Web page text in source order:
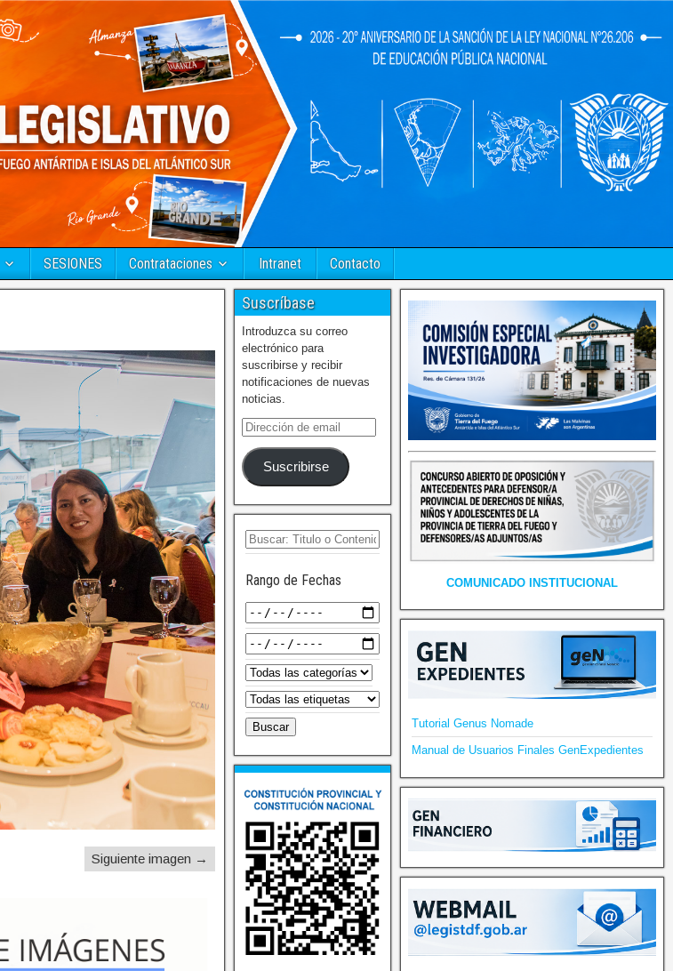
SESIONES Contrataciones Intranet Contacto
Siguiente imagen →
Suscríbase
Introduzca su correo
electrónico para
suscribirse y recibir
notificaciones de nuevas
noticias.
Suscribirse
Rango de Fechas COMUNICADO INSTITUCIONAL
Tutorial Genus Nomade
Manual de Usuarios Finales GenExpedientes